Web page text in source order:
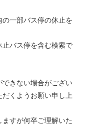
一部バス停の休止を
バス停を含む検索で
きない場合がござい
くようお願い申し上
すが何卒ご理解いた